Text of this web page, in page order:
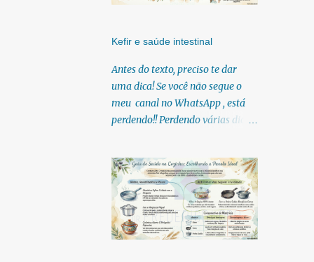
Kefir e saúde intestinal
Antes do texto, preciso te dar
uma dica! Se você não segue o
meu canal no WhatsApp , está
perdendo!! Perdendo várias dicas,
infográficos, o link para
download dos meus e-books.
Para acessar clique no link:
https://whatsapp.com/channel/0
029Vb6U4AqKgsNzkBhubA40